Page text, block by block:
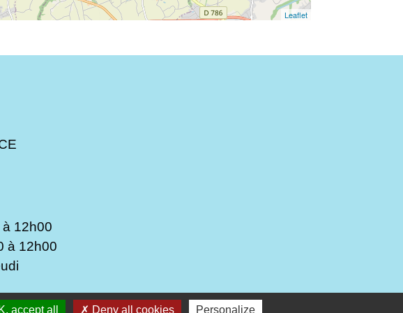
Leaflet
12h00
à 12h00
accept all Deny all cookies Personalize